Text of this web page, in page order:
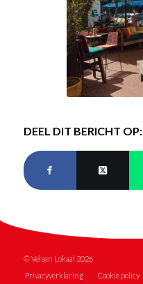
DEEL DIT BERICHT OP:
© Velsen Lokaal 2026
Privacyverklaring
Cookie policy